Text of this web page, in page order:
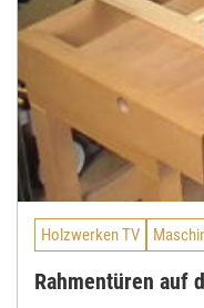
Holzwerken TV
Rahmentüren auf